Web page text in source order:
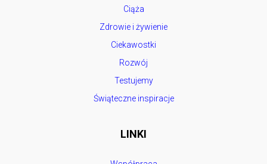
Ciąża
Zdrowie i żywienie
Ciekawostki
Rozwój
Testujemy
Świąteczne inspiracje
LINKI